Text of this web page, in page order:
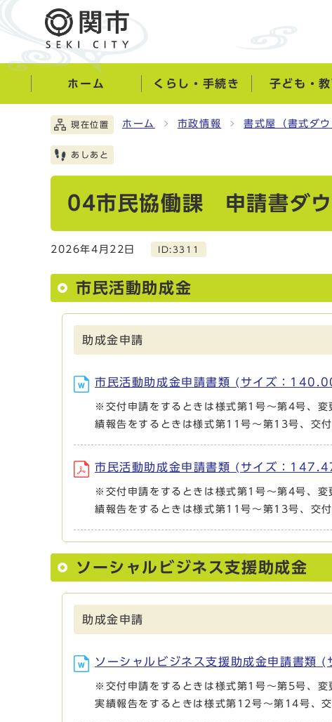
ホーム くらし・手続き 子ども・
現在位置 ホーム 市政情報 書式屋（書式ダウ
あしあと
04市民協働課 申請書ダウ
2026年4月22日 ID:3311
市民活動助成金
助成金申請
市民活動助成金申請書類 (サイズ：
※交付申請をするときは様式第1号～第4号、
績報告をするときは様式第11号～第13号、交
市民活動助成金申請書類 (サイズ：
※交付申請をするときは様式第1号～第4号、
績報告をするときは様式第11号～第13号、交
ソーシャルビジネス支援助成金
助成金申請
ソーシャルビジネス支援助成金申請書類
※交付申請をするときは様式第1号～第5号、変
実績報告をするときは様式第12号～第14号、